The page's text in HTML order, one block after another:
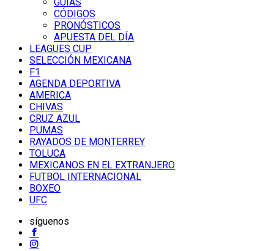
CÓDIGOS
PRONÓSTICOS
APUESTA DEL DÍA
LEAGUES CUP
SELECCIÓN MEXICANA
F1
AGENDA DEPORTIVA
AMERICA
CHIVAS
CRUZ AZUL
PUMAS
RAYADOS DE MONTERREY
TOLUCA
MEXICANOS EN EL EXTRANJERO
FUTBOL INTERNACIONAL
BOXEO
UFC
síguenos